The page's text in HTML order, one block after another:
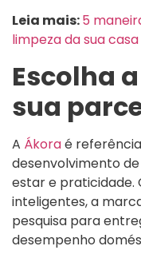
Leia mais:5
limpeza da sua casa
Escolha
sua
A Ákoraé
desenvolvimento
estar e praticidade.
inteligentes, a
pesquisa para
desempenho